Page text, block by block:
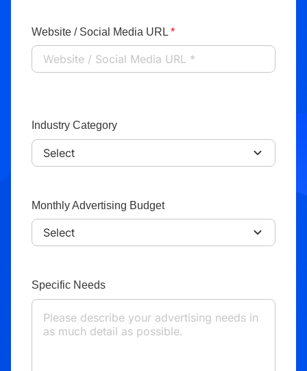
Website / Social Media URL *
Industry Category
Monthly Advertising Budget
Specific Needs